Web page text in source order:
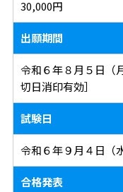
30,000円
出願期間
令和６年８月５日（
切日消印有効］
試験日
令和６年９月４日（水
合格発表